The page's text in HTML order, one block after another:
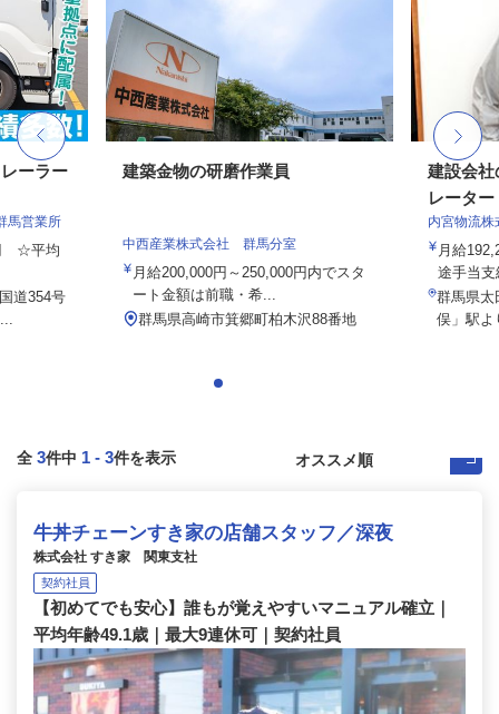
ーラー
馬営業所
☆平均
道354号
建築金物の研磨作業員
中西産業株式会社 群馬分室
月給200,000円～250,000円内でスタ
ート金額は前職・希...
群馬県高崎市箕郷町柏木沢88番地
建設会社
レーター
内宮物流株
月給
途手当
群馬県太
俣」駅
全 3件中 1 - 3件を表示
牛丼チェーンすき家の店舗スタッフ／深夜
株式会社 すき家 関東支社
契約社員
【初めてでも安心】誰もが覚えやすいマニュアル確立｜
平均年齢49.1歳｜最大9連休可｜契約社員